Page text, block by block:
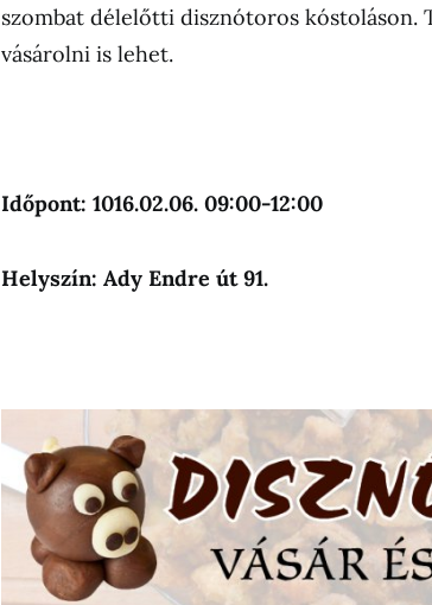
szombat délelőtti disznótoros kóstoláson.
vásárolni is lehet.
Időpont: 1016.02.06. 09:00-12:00
Helyszín: Ady Endre út 91.